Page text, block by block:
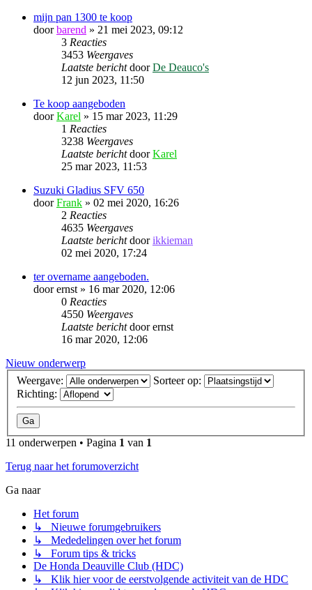
mijn pan 1300 te koop
doorbarend » 21 mei 2023, 09:12
3 Reacties
3453 Weergaves
Laatste berichtdoorDe Deauco's
12 jun 2023, 11:50
Te koop aangeboden
doorKarel » 15 mar 2023, 11:29
1 Reacties
3238 Weergaves
Laatste berichtdoorKarel
25 mar 2023, 11:53
Suzuki Gladius SFV 650
doorFrank » 02 mei 2020, 16:26
2 Reacties
4635 Weergaves
Laatste berichtdoorikkieman
02 mei 2020, 17:24
ter overname aangeboden.
doorernst » 16 mar 2020, 12:06
0 Reacties
4550 Weergaves
Laatste berichtdoorernst
16 mar 2020, 12:06
Nieuw onderwerp
Weergave:
Sorteer op:
Richting:
11 onderwerpen • Pagina 1 van 1
Terug naar het forumoverzicht
Ga naar
Het forum
↳ Nieuwe forumgebruikers
↳ Mededelingen over het forum
↳ Forum tips & tricks
De Honda Deauville Club (HDC)
↳ Klik hier voor de eerstvolgende activiteit van de HDC